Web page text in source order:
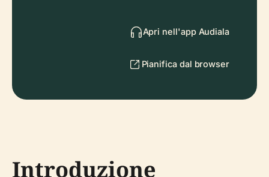
Apri nell'app Audiala
Pianifica dal browser
Introduzione